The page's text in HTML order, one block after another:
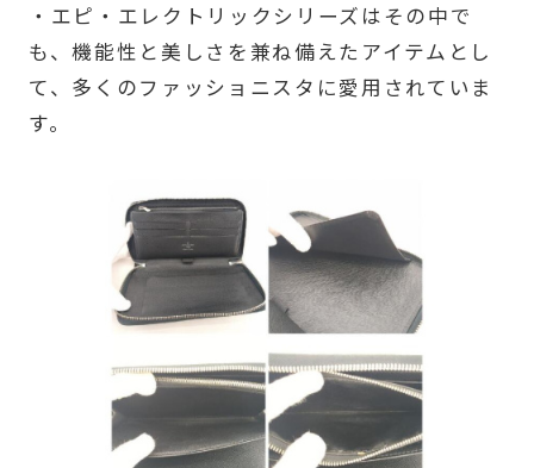
・エピ・エレクトリックシリーズはその中で
も、機能性と美しさを兼ね備えたアイテムとし
て、多くのファッショニスタに愛用されていま
す。